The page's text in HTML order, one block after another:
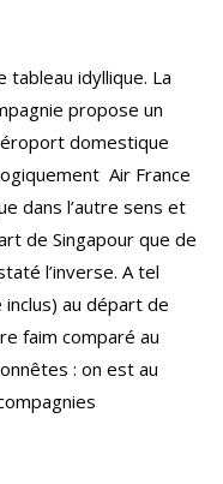
tableau idyllique. La
propose un
domestique
Air France
dans l’autre sens et
de Singapour que de
l’inverse. A tel
au départ de
faim comparé au
: on est au